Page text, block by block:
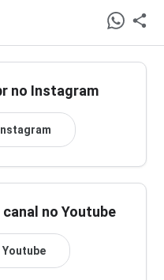
no Instagram
no Youtube
Youtube